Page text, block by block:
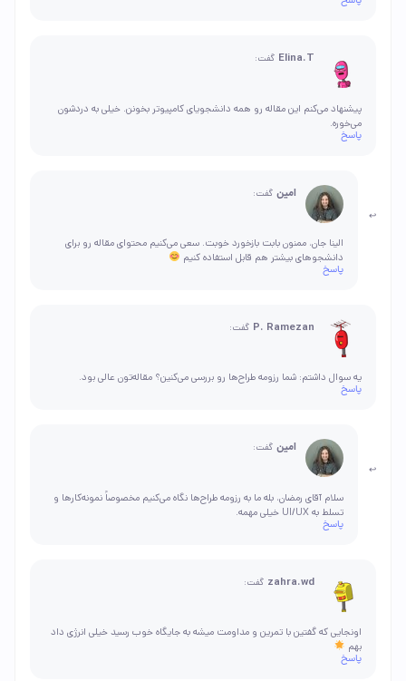
Elina.T گفت:
پیشنهاد می‌کنم این مقاله رو همه دانشجویای کامپیوتر بخونن. خیلی به دردشون
می‌خوره.
پاسخ
امین گفت:
الینا جان، ممنون بابت بازخورد خوبت. سعی می‌کنیم محتوای مقاله رو برای
دانشجوهای بیشتر هم قابل استفاده کنیم
پاسخ
P. Ramezan گفت:
یه سوال داشتم: شما رزومه طراح‌ها رو بررسی می‌کنین؟ مقاله‌تون عالی بود.
پاسخ
امین گفت:
سلام آقای رمضان، بله ما به رزومه طراح‌ها نگاه می‌کنیم مخصوصاً نمونه‌کارها و
تسلط به UI/UX خیلی مهمه.
پاسخ
zahra.wd گفت:
اونجایی که گفتین با تمرین و مداومت میشه به جایگاه خوب رسید خیلی انرژی داد
بهم
پاسخ